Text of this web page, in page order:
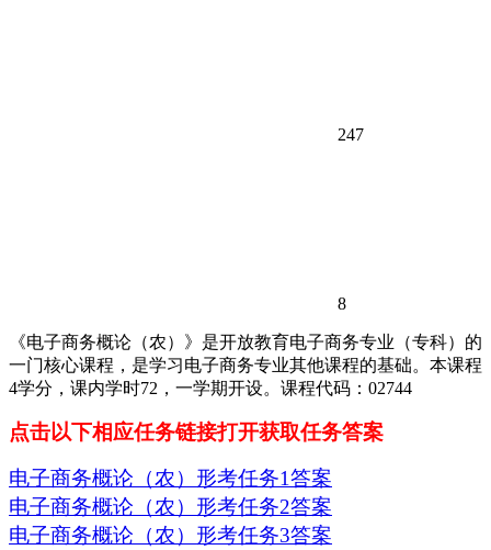
247
8
《电子商务概论（农）》是开放教育电子商务专业（专科）的
一门核心课程，是学习电子商务专业其他课程的基础。本课程
4学分，课内学时72，一学期开设。课程代码：02744
点击以下相应任务链接打开获取任务答案
电子商务概论（农）形考任务1答案
电子商务概论（农）形考任务2答案
电子商务概论（农）形考任务3答案